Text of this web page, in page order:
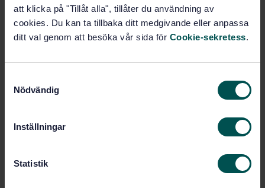
att klicka på "Tillåt alla", tillåter du användning av
cookies. Du kan ta tillbaka ditt medgivande eller anpassa
ditt val genom att besöka vår sida för Cookie-sekretess.
Nödvändig
Inställningar
Statistik
Språk: Engelska
Framtagen av: Cyklar, SIS/TK 235
Internationell titel:Cycles - Screw threads
Utgåva:1
Antal sidor: